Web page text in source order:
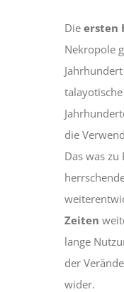
Die ersten
Nekropole
die
Das was
Zeiten
lange
der
wider.